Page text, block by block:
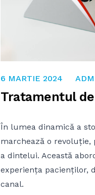
6 MARTIE 2024
6 MARTIE 2024
Tratamentul
În lumea dinamică a
marchează o
a dintelui. Această
experiența pacienților,
canal.